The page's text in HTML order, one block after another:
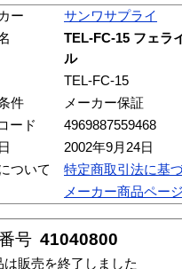
ー
サンワサプライ
TEL-FC-15 フェラ
ル
TEL-FC-15
件
メーカー保証
ード
4969887559468
2002年9月24日
ついて
特定商取引法に基
メーカー商品ペー
号 41040800
は販売を終了しました